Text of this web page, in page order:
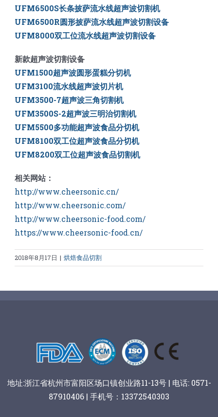
UFM6500S长条披萨流水线超声波切割机
UFM6500R圆形披萨流水线超声波切割设备
UFM8000双工位流水线超声波切割设备
新款超声波切割设备
UFM1500超声波圆形蛋糕分切机
UFM3100流水线超声波切片机
UFM3500-7超声波三角切割机
UFM3500S-2超声波三明治切割机
UFM5500多功能超声波食品分切机
UFM8100双工位超声波食品分切机
UFM8200双工位超声波食品切割机
相关网站：
http://www.cheersonic.cn/
http://www.cheersonic.com/
http://www.cheersonic-food.com/
https://www.cheersonic-food.cn/
2018年8月17日 | 烘焙食品切割
地址:浙江省杭州市富阳区场口镇创业路11-13号 | 电话: 0571-
87910406 | 手机号：13372540303